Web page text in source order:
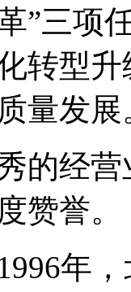
”三项
转型
量发展
的经
赞誉。
年